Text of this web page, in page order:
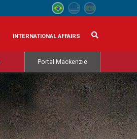
INTERNATIONAL AFFAIRS
Portal Mackenzie